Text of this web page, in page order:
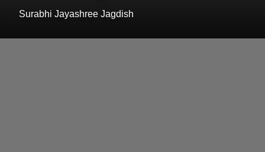
Surabhi Jayashree Jagdish